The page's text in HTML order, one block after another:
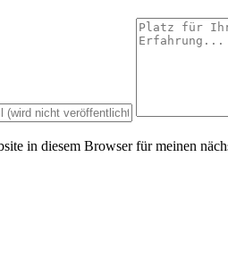
in diesem Browser für meinen